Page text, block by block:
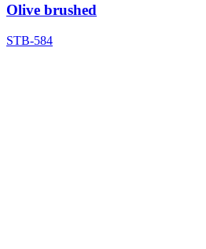
Olive brushed
STB-584